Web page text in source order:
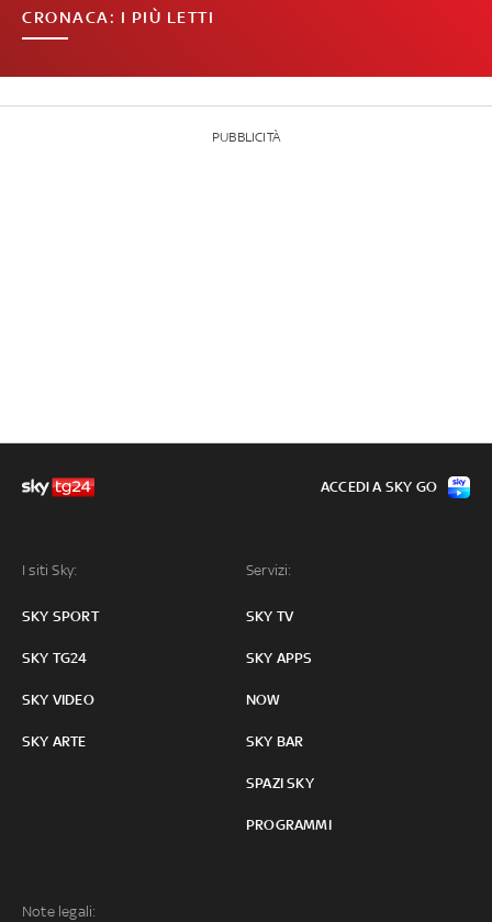
CRONACA: I PIÙ LETTI
PUBBLICITÀ
I siti Sky:
SKY SPORT
SKY TG24
SKY VIDEO
SKY ARTE
Servizi:
SKY TV
SKY APPS
NOW
SKY BAR
SPAZI SKY
PROGRAMMI
Note legali:
ACCEDI A SKY GO